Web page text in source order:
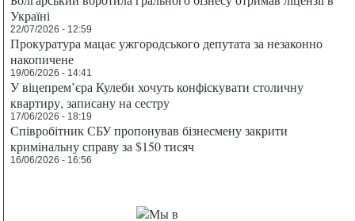
Україні
22/07/2026 - 12:59
Прокуратура мацає ужгородського депутата за незаконно
накопичене
19/06/2026 - 14:41
У віцепрем’єра Кулеби хочуть конфіскувати столичну
квартиру, записану на сестру
17/06/2026 - 18:19
Співробітник СБУ пропонував бізнесмену закрити
кримінальну справу за $150 тисяч
16/06/2026 - 16:56